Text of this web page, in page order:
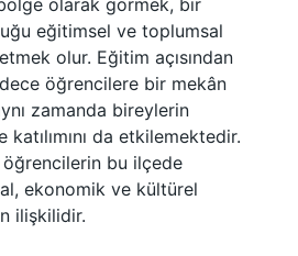
olarak görmek, bir
eğitimsel ve toplumsal
olur. Eğitim açısından
öğrencilere bir mekân
zamanda bireylerin
da etkilemektedir.
bu ilçede
ekonomik ve kültürel
ilişkilidir.